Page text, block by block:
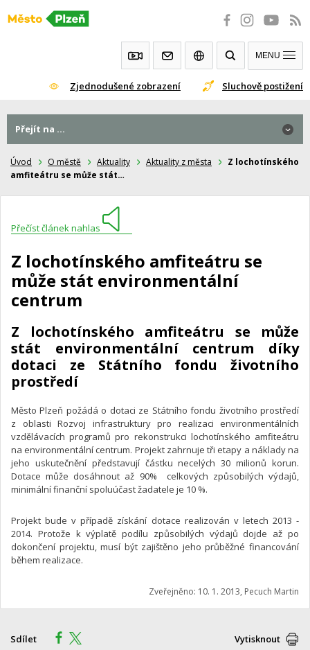
Přeskočit
Zjednodušené zobrazení Sluchově postižení
MENU
Úvod O městě Aktuality Aktuality z města
Z lochotínského
amfiteátru se může stát…
Přečíst článek nahlas
Z lochotínského amfiteátru se
může stát environmentální
centrum
Z lochotínského amfiteátru se může
stát environmentální centrum díky
dotaci ze Státního fondu životního
prostředí
Město Plzeň požádá o dotaci ze Státního fondu životního prostředí
z oblasti Rozvoj infrastruktury pro realizaci environmentálních
vzdělávacích programů pro rekonstrukci lochotínského amfiteátru
na environmentální centrum. Projekt zahrnuje tři etapy a náklady na
jeho uskutečnění představují částku necelých 30 milionů korun.
Dotace může dosáhnout až 90% celkových způsobilých výdajů,
minimální finanční spoluúčast žadatele je 10 %.
Projekt bude v případě získání dotace realizován v letech 2013 -
2014. Protože k výplatě podílu způsobilých výdajů dojde až po
dokončení projektu, musí být zajištěno jeho průběžné financování
během realizace.
Zveřejněno: 10. 1. 2013, Pecuch Martin
Sdílet Vytisknout
Přejít na ...